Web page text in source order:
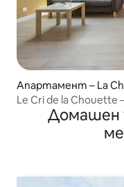
Апартамент – La
Le Cri de la
Домашен